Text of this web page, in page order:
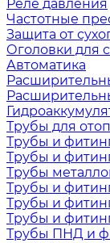
Реле давления
Частотные
Защита от
Оголовки для
Автоматика
Трубы для
Трубы и
Трубы и
Трубы
Трубы и
Трубы и
Трубы и
Трубы ПНД и